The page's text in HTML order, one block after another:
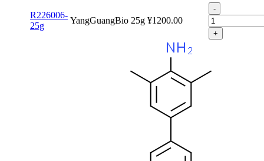
R226006-
25g
YangGuangBio 25g ¥1200.00
-
+